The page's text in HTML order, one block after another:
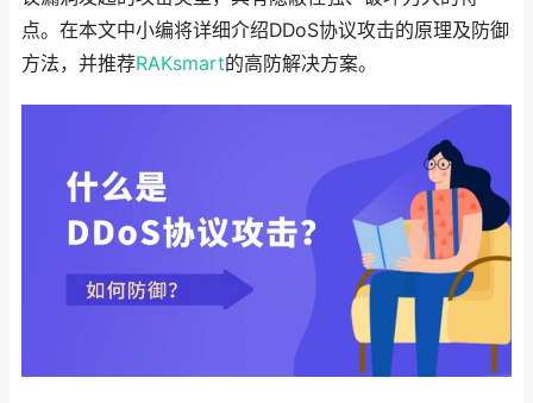
点。在本文中小编将详细介绍DDoS协议攻击的原理及防御
方法，并推荐RAKsmart的高防解决方案。